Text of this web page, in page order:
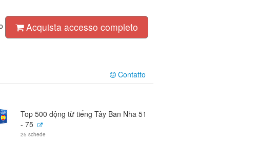
Acquista accesso completo
Contatto
Top 500 động từ tiếng Tây Ban Nha 51
- 75
25 schede